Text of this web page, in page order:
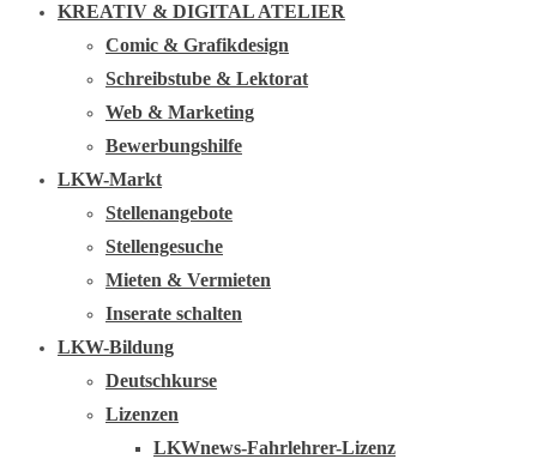
KREATIV & DIGITAL ATELIER
Comic & Grafikdesign
Schreibstube & Lektorat
Web & Marketing
Bewerbungshilfe
LKW-Markt
Stellenangebote
Stellengesuche
Mieten & Vermieten
Inserate schalten
LKW-Bildung
Deutschkurse
Lizenzen
LKWnews-Fahrlehrer-Lizenz